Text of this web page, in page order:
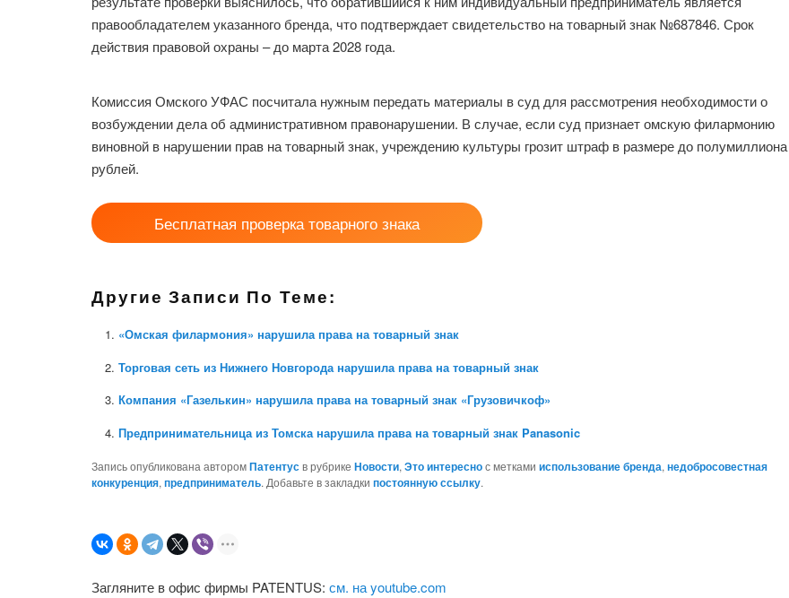
правообладателем указанного бренда, что подтверждает свидетельство на товарный знак №687846. Срок
действия правовой охраны – до марта 2028 года.
Комиссия Омского УФАС посчитала нужным передать материалы в суд для рассмотрения необходимости о
возбуждении дела об административном правонарушении. В случае, если суд признает омскую филармонию
виновной в нарушении прав на товарный знак, учреждению культуры грозит штраф в размере до полумиллиона
рублей.
Бесплатная проверка товарного знака
Другие Записи По Теме:
«Омская филармония» нарушила права на товарный знак
Торговая сеть из Нижнего Новгорода нарушила права на товарный знак
Компания «Газелькин» нарушила права на товарный знак «Грузовичкоф»
Предпринимательница из Томска нарушила права на товарный знак Panasonic
Запись опубликована авторомПатентусв рубрикеНовости,Это интереснос меткамииспользование бренда,недобросовестная
конкуренция,предприниматель. Добавьте в закладкипостоянную ссылку.
Загляните в офис фирмы PATENTUS:см. на youtube.com